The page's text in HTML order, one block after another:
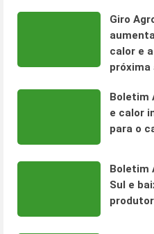
Giro
calor e
próxima
Boletim
e calor
para o
Boletim
Sul e